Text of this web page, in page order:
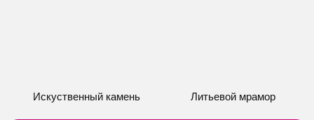
Искуственный камень Литьевой мрамор